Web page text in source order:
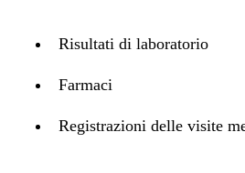
Risultati di laboratorio
Farmaci
Registrazioni delle visite